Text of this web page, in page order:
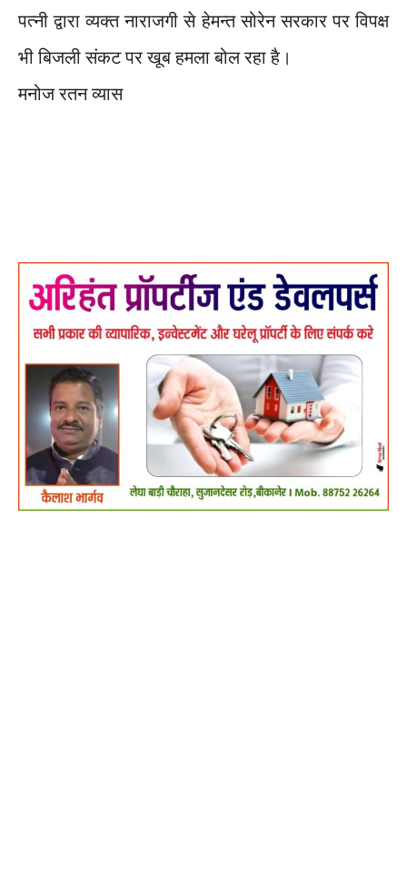
पत्नी द्वारा व्यक्त नाराजगी से हेमन्त सोरेन सरकार पर विपक्ष
भी बिजली संकट पर खूब हमला बोल रहा है।
मनोज रतन व्यास